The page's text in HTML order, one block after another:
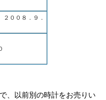
００８．９．
、以前別の時計をお売りい